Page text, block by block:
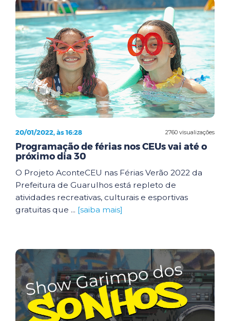
2760 visualizações
20/01/2022, às 16:28
Programação de férias nos CEUs vai até o
próximo dia 30
O Projeto AconteCEU nas Férias Verão 2022 da
Prefeitura de Guarulhos está repleto de
atividades recreativas, culturais e esportivas
gratuitas que ... [saiba mais]